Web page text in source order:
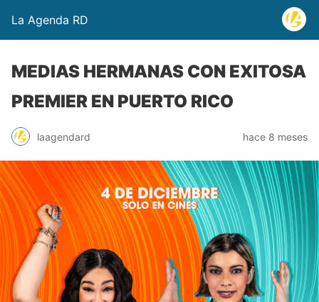
La Agenda RD
MEDIAS HERMANAS CON EXITOSA
PREMIER EN PUERTO RICO
laagendard hace 8 meses